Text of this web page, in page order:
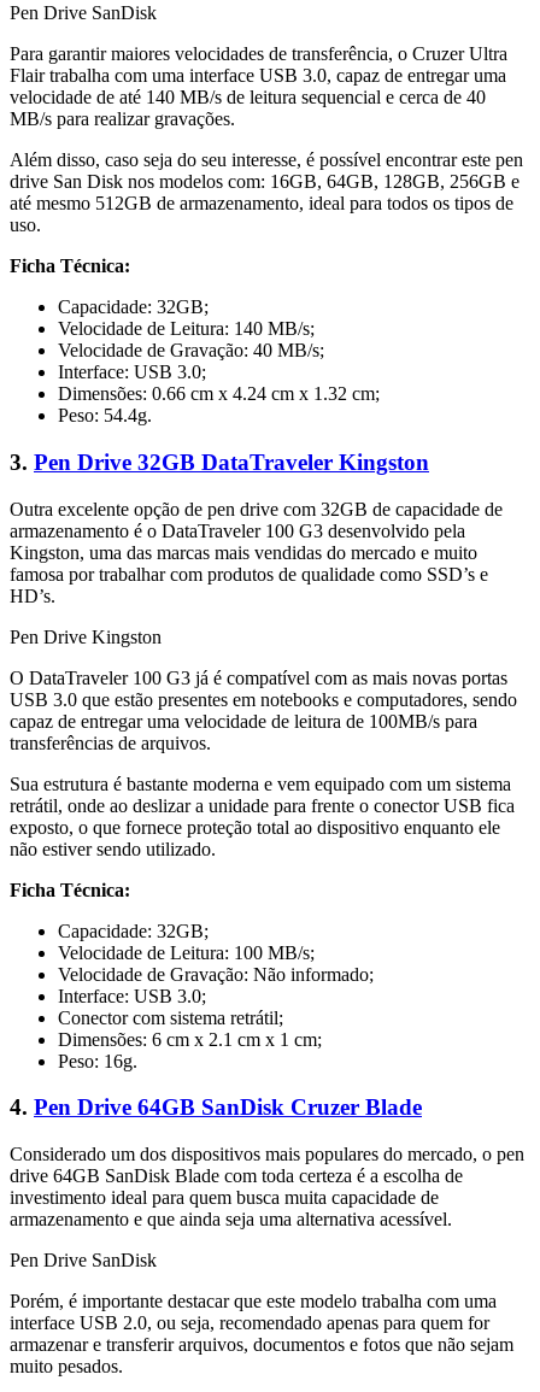
Pen Drive SanDisk
Para garantir maiores velocidades de transferência, o Cruzer Ultra
Flair trabalha com uma interface USB 3.0, capaz de entregar uma
velocidade de até 140 MB/s de leitura sequencial e cerca de 40
MB/s para realizar gravações.
Além disso, caso seja do seu interesse, é possível encontrar este pen
drive San Disk nos modelos com: 16GB, 64GB, 128GB, 256GB e
até mesmo 512GB de armazenamento, ideal para todos os tipos de
uso.
Ficha Técnica:
Capacidade: 32GB;
Velocidade de Leitura: 140 MB/s;
Velocidade de Gravação: 40 MB/s;
Interface: USB 3.0;
Dimensões: 0.66 cm x 4.24 cm x 1.32 cm;
Peso: 54.4g.
3. Pen Drive 32GB DataTraveler Kingston
Outra excelente opção de pen drive com 32GB de capacidade de
armazenamento é o DataTraveler 100 G3 desenvolvido pela
Kingston, uma das marcas mais vendidas do mercado e muito
famosa por trabalhar com produtos de qualidade como SSD’s e
HD’s.
Pen Drive Kingston
O DataTraveler 100 G3 já é compatível com as mais novas portas
USB 3.0 que estão presentes em notebooks e computadores, sendo
capaz de entregar uma velocidade de leitura de 100MB/s para
transferências de arquivos.
Sua estrutura é bastante moderna e vem equipado com um sistema
retrátil, onde ao deslizar a unidade para frente o conector USB fica
exposto, o que fornece proteção total ao dispositivo enquanto ele
não estiver sendo utilizado.
Ficha Técnica:
Capacidade: 32GB;
Velocidade de Leitura: 100 MB/s;
Velocidade de Gravação: Não informado;
Interface: USB 3.0;
Conector com sistema retrátil;
Dimensões: 6 cm x 2.1 cm x 1 cm;
Peso: 16g.
4. Pen Drive 64GB SanDisk Cruzer Blade
Considerado um dos dispositivos mais populares do mercado, o pen
drive 64GB SanDisk Blade com toda certeza é a escolha de
investimento ideal para quem busca muita capacidade de
armazenamento e que ainda seja uma alternativa acessível.
Pen Drive SanDisk
Porém, é importante destacar que este modelo trabalha com uma
interface USB 2.0, ou seja, recomendado apenas para quem for
armazenar e transferir arquivos, documentos e fotos que não sejam
muito pesados.